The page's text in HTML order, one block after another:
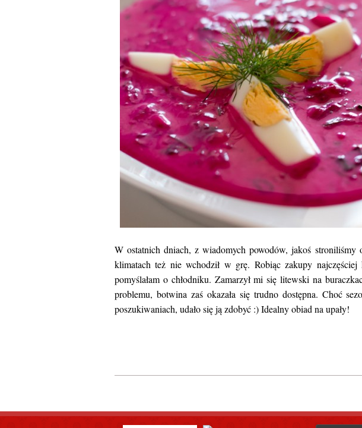
W ostatnich dniach, z wiadomych powodów, jakoś
klimatach też nie wchodził w grę. Robiąc zakupy
pomyślałam o chłodniku. Zamarzył mi się litewski na
problemu, botwina zaś okazała się trudno dostępna. Choć
poszukiwaniach, udało się ją zdobyć :) Idealny obiad na upały!